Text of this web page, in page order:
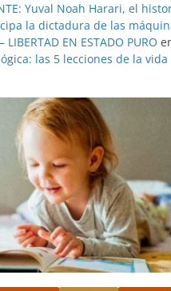
Yuval Noah Harari, el
la dictadura de las
LIBERTAD EN ESTADO PURO
las 5 lecciones de la vida